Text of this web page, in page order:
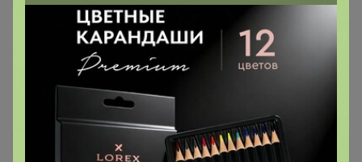
19 января, 2024 18:40
Район Скандиса, июня, краевой налоговой
mashylya